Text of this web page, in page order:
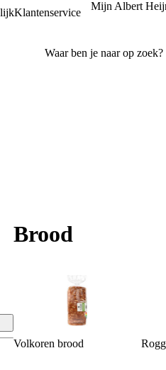
Klantenservice
Mijn Albert
Brood
Volkoren brood